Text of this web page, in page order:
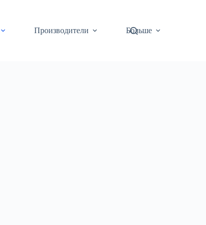
Производители Больше